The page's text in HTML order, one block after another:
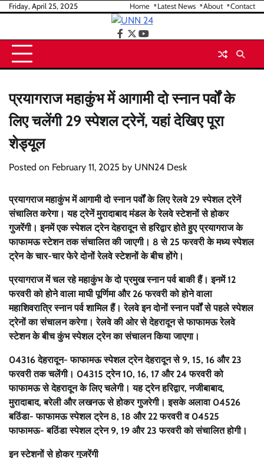
SkipFriday, April 25, 2025 Home Latest News About Contact
facebook
twitteryoutube
प्रयागराज महाकुंभ में आगामी दो स्नान पर्वों के
लिए चलेंगी 29 स्पेशल ट्रेनें, यहां देखिए पूरा
शेड्यूल
Posted on February 11, 2025 by UNN24 Desk
प्रयागराज महाकुंभ में आगामी दो स्नान पर्वों के लिए रेलवे 29 स्पेशल ट्रेनें
संचालित करेगा। यह ट्रेनें मुरादाबाद मंडल के रेलवे स्टेशनों से होकर
गुजरेंगी। इनमें एक स्पेशल ट्रेन देहरादून से हरिद्वार होते हुए प्रयागराज के
फाफामऊ स्टेशन तक संचालित की जाएगी। 8 से 25 फरवरी के मध्य स्पेशल
ट्रेन के चार-चार फेरे दोनों रेलवे स्टेशनों के बीच होंगे।
प्रयागराज में चल रहे महाकुंभ के दो प्रमुख स्नान पर्व बाकी हैं। इनमें 12
फरवरी को होने वाला माघी पूर्णिमा और 26 फरवरी को होने वाला
महाशिवरात्रि स्नान पर्व शामिल हैं। रेलवे इन दोनों स्नान पर्वों से पहले स्पेशल
ट्रेनों का संचालन करेगा। रेलवे की ओर से देहरादून से फाफामऊ रेलवे
स्टेशन के बीच कुंभ स्पेशल ट्रेन का संचालन किया जाएगा।
04316 देहरादून- फाफामऊ स्पेशल ट्रेन देहरादून से 9, 15, 16 और 23
फरवरी तक चलेंगी। 04315 ट्रेन 10, 16, 17 और 24 फरवरी को
फाफामऊ से देहरादून के लिए चलेगी। यह ट्रेन हरिद्वार, नजीबाबाद,
मुरादाबाद, बरेली और लखनऊ से होकर गुजरेगी। इसके अलावा 04526
बठिंडा- फाफामऊ स्पेशल ट्रेन 8, 18 और 22 फरवरी व 04525
फाफामऊ- बठिंडा स्पेशल ट्रेन 9, 19 और 23 फरवरी को संचालित होगी।
इन स्टेशनों से होकर गुजरेंगी